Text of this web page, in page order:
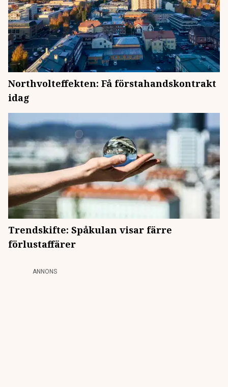
Northvolteffekten: Få förstahandskontrakt
idag
Trendskifte: Spåkulan visar färre
förlustaffärer
ANNONS